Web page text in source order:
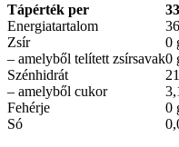
Tápérték per
Energiatartalom
Zsír
– amelyből telített zsírsavak
0
0
Szénhidrát
– amelyből cukor
Fehérje
0
Só